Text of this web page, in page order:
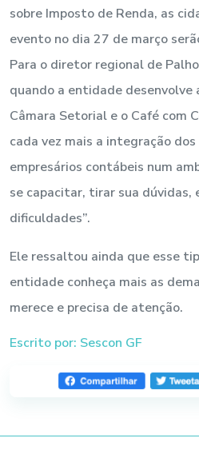
sobre Imposto de Renda, as
evento no dia 27 de março
Para o diretor regional de
quando a entidade desenvolve
Câmara Setorial e o Café com
cada vez mais a integração
empresários contábeis num
se capacitar, tirar sua dúvidas,
dificuldades”.
Ele ressaltou ainda que esse
entidade conheça mais as
merece e precisa de atenção.
Escrito por: Sescon GF